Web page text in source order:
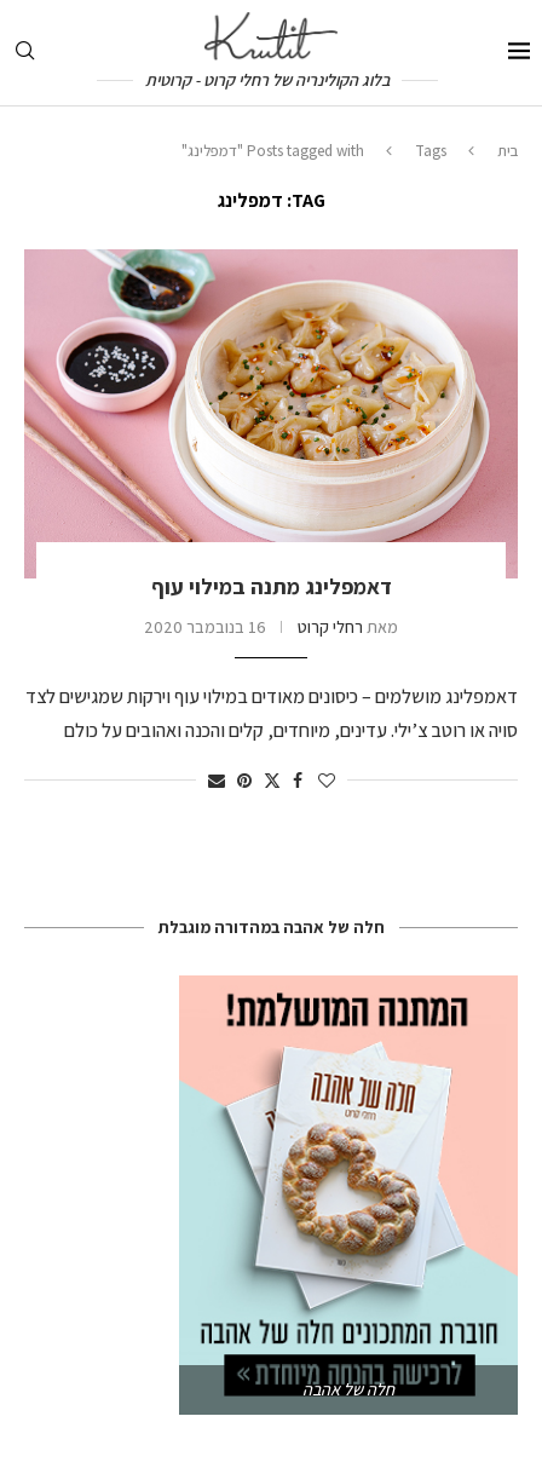
בלוג הקולינריה של רחלי קרוט - קרוטית
בית Tags Posts tagged with "דמפלינג"
TAG: דמפלינג
דאמפלינג מתנה במילוי עוף
מאת רחלי קרוט 16 בנובמבר 2020
דאמפלינג מושלמים – כיסונים מאודים במילוי עוף וירקות שמגישים לצד
סויה או רוטב צ’ילי. עדינים, מיוחדים, קלים והכנה ואהובים על כולם
חלה של אהבה במהדורה מוגבלת
חלה של אהבה